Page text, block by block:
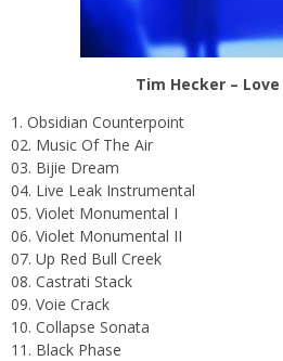
Tim Hecker –
1. Obsidian Counterpoint
02. Music Of The Air
03. Bijie Dream
04. Live Leak Instrumental
05. Violet Monumental I
06. Violet Monumental II
07. Up Red Bull Creek
08. Castrati Stack
09. Voie Crack
10. Collapse Sonata
11. Black Phase